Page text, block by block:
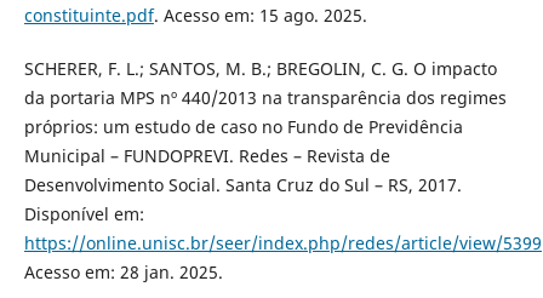
constituinte.pdf. Acesso em: 15 ago. 2025.
SCHERER, F. L.; SANTOS, M. B.; BREGOLIN, C. G. O impacto
da portaria MPS nº 440/2013 na transparência dos regimes
próprios: um estudo de caso no Fundo de Previdência
Municipal – FUNDOPREVI. Redes – Revista de
Desenvolvimento Social. Santa Cruz do Sul – RS, 2017.
Disponível em:
https://online.unisc.br/seer/index.php/redes/article/view/5399
Acesso em: 28 jan. 2025.